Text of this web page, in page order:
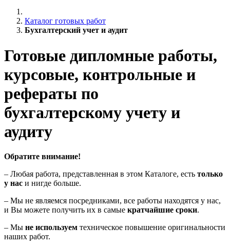
Каталог готовых работ
Бухгалтерский учет и аудит
Готовые дипломные работы,
курсовые, контрольные и
рефераты по
бухгалтерскому учету и
аудиту
Обратите внимание!
– Любая работа, представленная в этом Каталоге, есть только
у нас и нигде больше.
– Мы не являемся посредниками, все работы находятся у нас,
и Вы можете получить их в самые кратчайшие сроки.
– Мы не используем техническое повышение оригинальности
наших работ.